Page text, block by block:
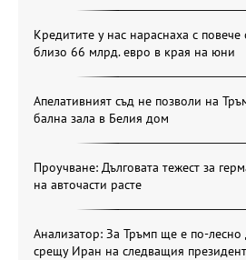
Кредитите у нас нараснаха с
близо 66 млрд. евро в края на юни
Апелативният съд не позволи на
бална зала в Белия дом
Проучване: Дълговата тежест за
на авточасти расте
Анализатор: За Тръмп ще е по-лесно
срещу Иран на следващия президент